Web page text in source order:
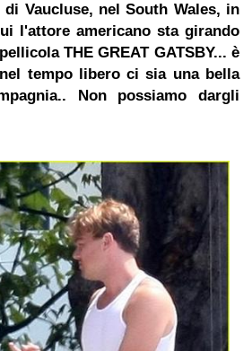
di Vaucluse, nel South Wales, in
l'attore americano sta girando
THE GREAT GATSBY... è
tempo libero ci sia una bella
Non possiamo dargli